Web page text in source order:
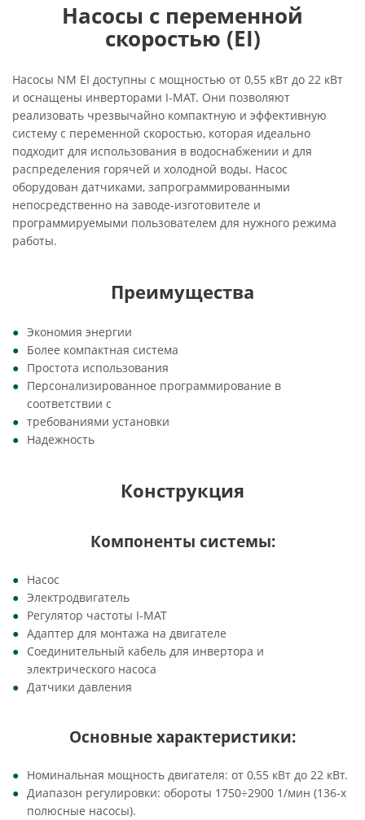
Насосы с переменной
скоростью (EI)
Насосы NM EI доступны с мощностью от 0,55 кВт до 22 кВт
и оснащены инверторами I-MAT. Они позволяют
реализовать чрезвычайно компактную и эффективную
систему с переменной скоростью, которая идеально
подходит для использования в водоснабжении и для
распределения горячей и холодной воды. Насос
оборудован датчиками, запрограммированными
непосредственно на заводе-изготовителе и
программируемыми пользователем для нужного режима
работы.
Преимущества
Экономия энергии
Более компактная система
Простота использования
Персонализированное программирование в
соответствии с
требованиями установки
Надежность
Конструкция
Компоненты системы:
Насос
Электродвигатель
Регулятор частоты I-MAT
Адаптер для монтажа на двигателе
Соединительный кабель для инвертора и
электрического насоса
Датчики давления
Основные характеристики:
Номинальная мощность двигателя: от 0,55 кВт до 22 кВт.
Диапазон регулировки: обороты 1750÷2900 1/мин (136-х
полюсные насосы).